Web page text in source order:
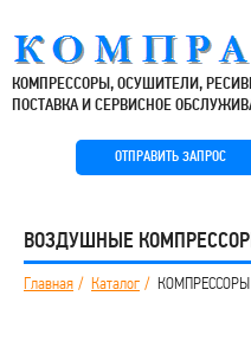
КОМПРЕССОРЫ, ОСУШИТЕЛИ,
ПОСТАВКА И СЕРВИСНОЕ
ОТПРАВИТЬ ЗАПРОС
ВОЗДУШНЫЕ
Главная Каталог КОМПРЕССОРЫ